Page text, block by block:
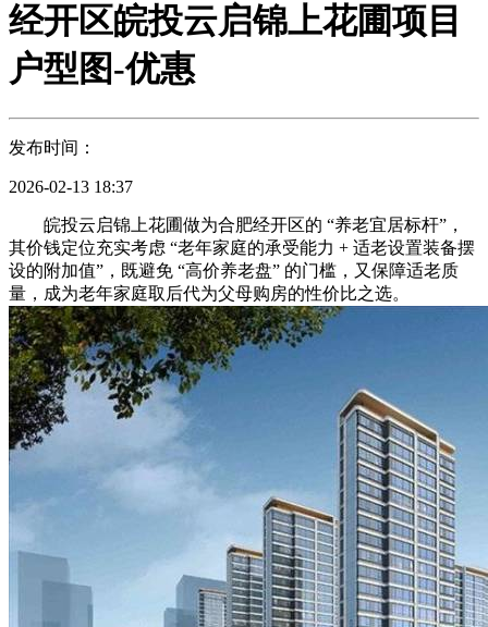
经开区皖投云启锦上花圃项目
户型图-优惠
发布时间：
2026-02-13 18:37
皖投云启锦上花圃做为合肥经开区的 “养老宜居标杆”，
其价钱定位充实考虑 “老年家庭的承受能力 + 适老设置装备摆
设的附加值”，既避免 “高价养老盘” 的门槛，又保障适老质
量，成为老年家庭取后代为父母购房的性价比之选。